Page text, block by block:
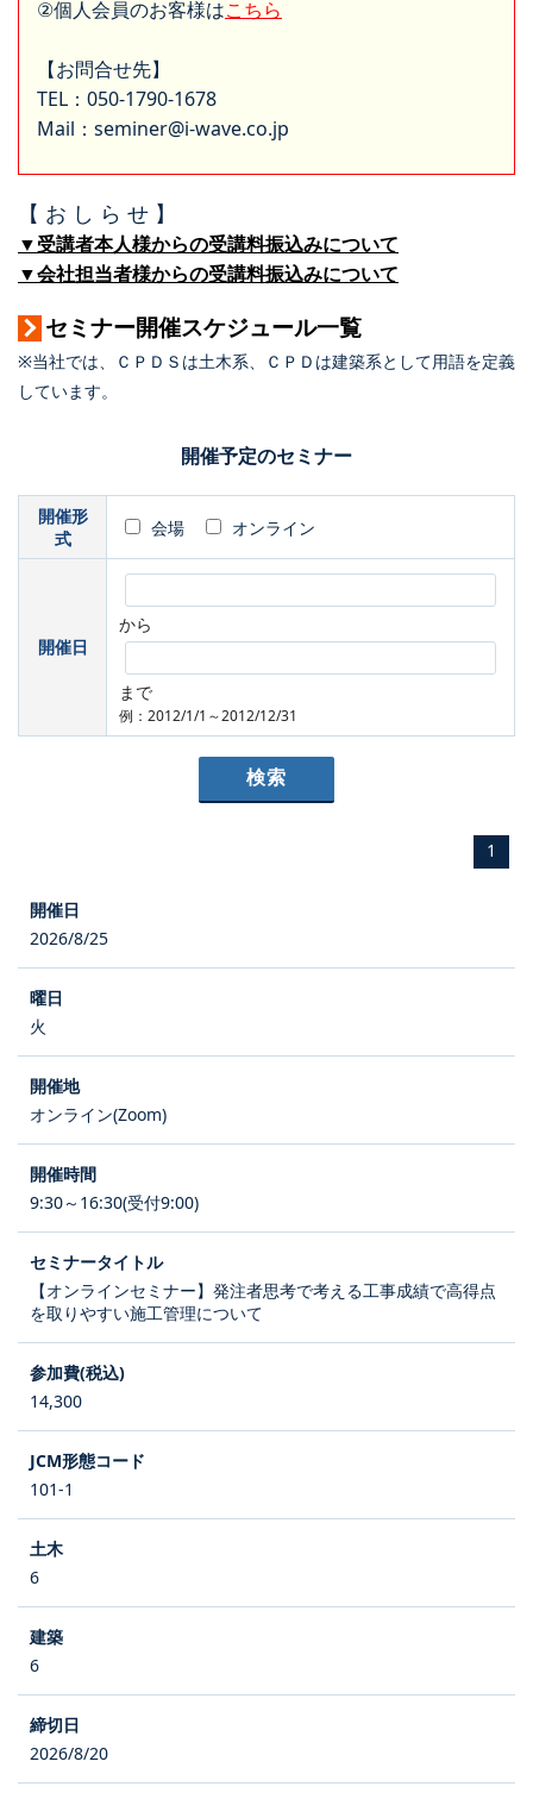
②個人会員のお客様はこちら
【お問合せ先】
TEL：050-1790-1678
Mail：seminer@i-wave.co.jp
【 お し ら せ 】
▼受講者本人様からの受講料振込みについて
▼会社担当者様からの受講料振込みについて
セミナー開催スケジュール一覧
※当社では、ＣＰＤＳは土木系、ＣＰＤは建築系として用語を定義
しています。
開催予定のセミナー
開催形
式
会場 オンライン
開催日
から
まで
例：2012/1/1～2012/12/31
1
2026/8/25
火
オンライン(Zoom)
9:30～16:30(受付9:00)
【オンラインセミナー】発注者思考で考える工事成績で高得点
を取りやすい施工管理について
14,300
101-1
6
6
2026/8/20